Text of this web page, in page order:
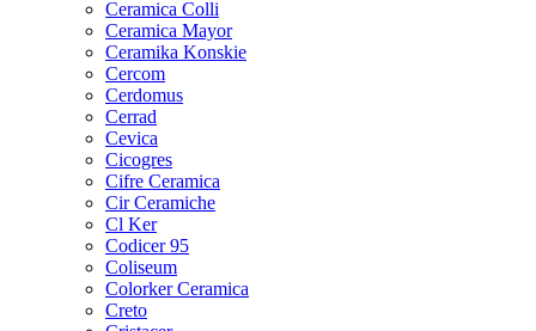
Ceramica Colli
Ceramica Mayor
Ceramika Konskie
Cercom
Cerdomus
Cerrad
Cevica
Cicogres
Cifre Ceramica
Cir Ceramiche
Cl Ker
Codicer 95
Coliseum
Colorker Ceramica
Creto